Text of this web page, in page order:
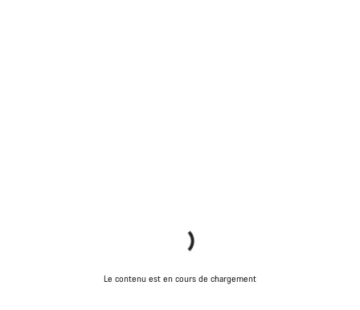
Le contenu est en cours de chargement